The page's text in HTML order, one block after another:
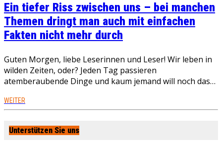
Ein tiefer Riss zwischen uns – bei manchen
Themen dringt man auch mit einfachen
Fakten nicht mehr durch
Guten Morgen, liebe Leserinnen und Leser! Wir leben in
wilden Zeiten, oder? Jeden Tag passieren
atemberaubende Dinge und kaum jemand will noch das…
WEITER
Unterstützen Sie uns